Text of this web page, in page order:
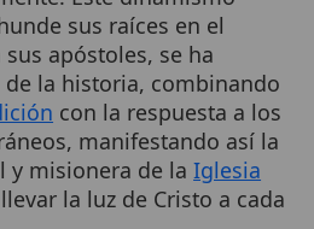
la historia, combinando
con la respuesta a los
manifestando así la
misionera de laIglesia
la luz de Cristo a cada
resumen
abiertos]